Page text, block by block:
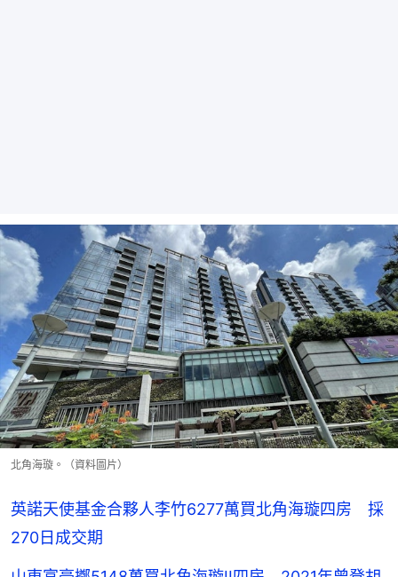
北角海璇。（資料圖片）
英諾天使基金合夥人李竹6277萬買北角海璇四房 採
270日成交期